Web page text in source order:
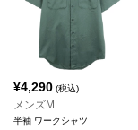
¥4,290 (税込)
メンズM
半袖 ワークシャツ